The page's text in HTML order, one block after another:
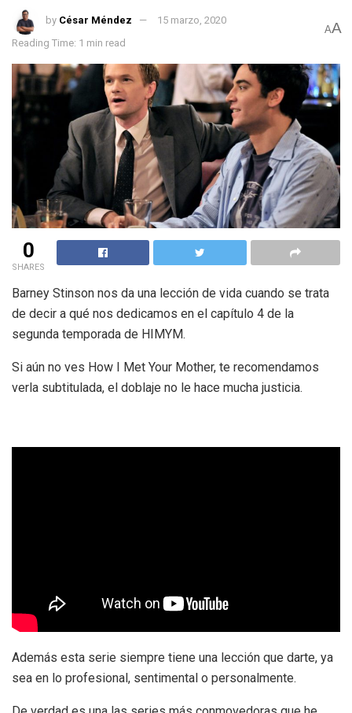
by César Méndez
15 marzo, 2020
Reading Time: 1 min read
AA
0
SHARES
Barney Stinson nos da una lección de vida cuando se trata
de decir a qué nos dedicamos en el capítulo 4 de la
segunda temporada de HIMYM.
Si aún no ves How I Met Your Mother, te recomendamos
verla subtitulada, el doblaje no le hace mucha justicia.
Además esta serie siempre tiene una lección que darte, ya
sea en lo profesional, sentimental o personalmente.